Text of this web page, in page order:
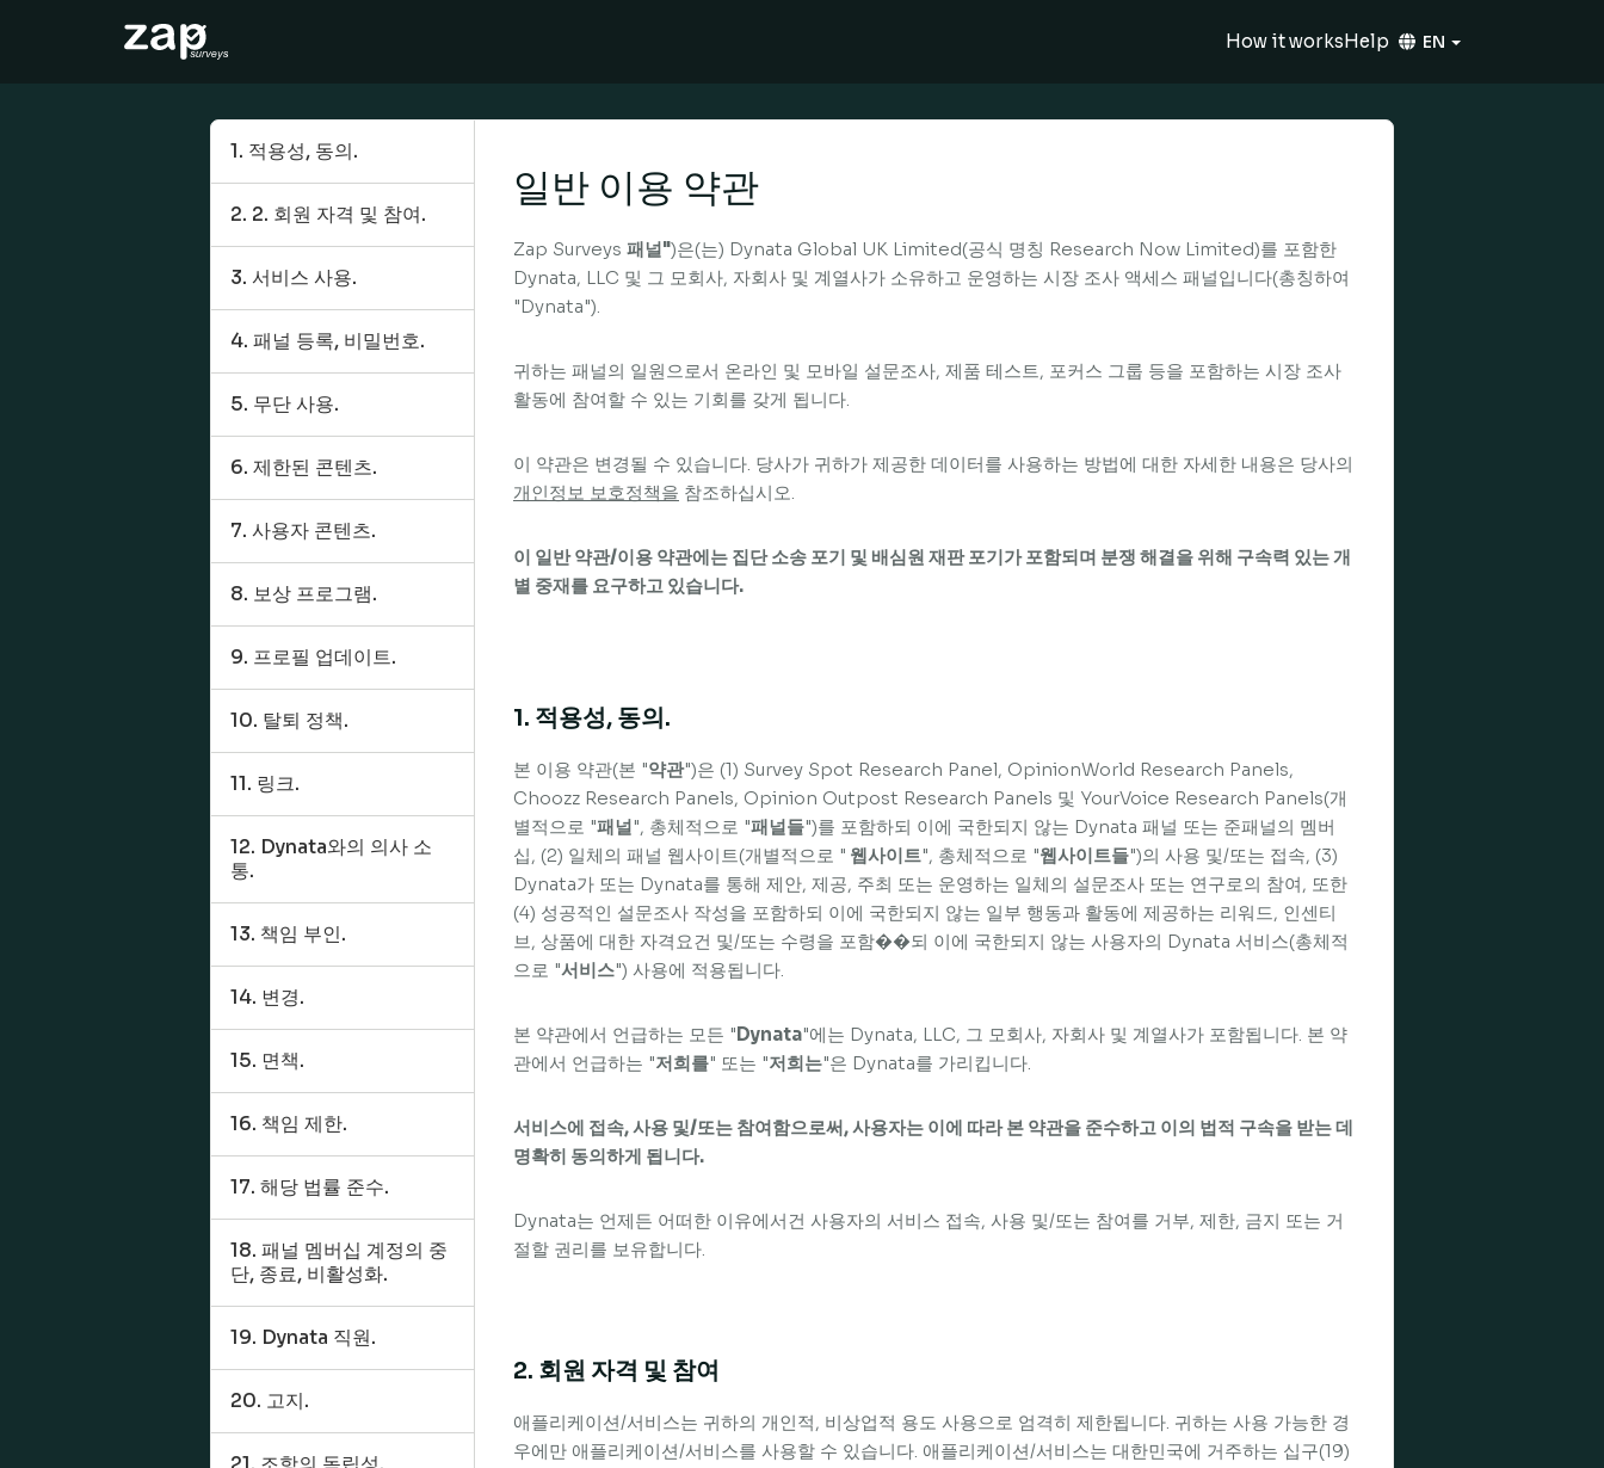
How it worksHelp EN
1. 적용성, 동의.
2. 2. 회원 자격 및 참여.
3. 서비스 사용.
4. 패널 등록, 비밀번호.
5. 무단 사용.
6. 제한된 콘텐츠.
7. 사용자 콘텐츠.
8. 보상 프로그램.
9. 프로필 업데이트.
10. 탈퇴 정책.
11. 링크.
12. Dynata와의 의사 소
통.
13. 책임 부인.
14. 변경.
15. 면책.
16. 책임 제한.
17. 해당 법률 준수.
18. 패널 멤버십 계정의 중
단, 종료, 비활성화.
19. Dynata 직원.
20. 고지.
일반 이용 약관
Zap Surveys 패널")은(는) Dynata Global UK Limited(공식 명칭 Research Now Limited)를 포함한
Dynata, LLC 및 그 모회사, 자회사 및 계열사가 소유하고 운영하는 시장 조사 액세스 패널입니다(총칭하여
"Dynata").
귀하는 패널의 일원으로서 온라인 및 모바일 설문조사, 제품 테스트, 포커스 그룹 등을 포함하는 시장 조사
활동에 참여할 수 있는 기회를 갖게 됩니다.
이 약관은 변경될 수 있습니다. 당사가 귀하가 제공한 데이터를 사용하는 방법에 대한 자세한 내용은 당사의
개인정보 보호정책을 참조하십시오.
이 일반 약관/이용 약관에는 집단 소송 포기 및 배심원 재판 포기가 포함되며 분쟁 해결을 위해 구속력 있는 개
별 중재를 요구하고 있습니다.
1. 적용성, 동의.
본 이용 약관(본 "약관")은 (1) Survey Spot Research Panel, OpinionWorld Research Panels,
Choozz Research Panels, Opinion Outpost Research Panels 및 YourVoice Research Panels(개
별적으로 "패널", 총체적으로 "패널들")를 포함하되 이에 국한되지 않는 Dynata 패널 또는 준패널의 멤버
십, (2) 일체의 패널 웹사이트(개별적으로 " 웹사이트", 총체적으로 "웹사이트들")의 사용 및/또는 접속, (3)
Dynata가 또는 Dynata를 통해 제안, 제공, 주최 또는 운영하는 일체의 설문조사 또는 연구로의 참여, 또한
(4) 성공적인 설문조사 작성을 포함하되 이에 국한되지 않는 일부 행동과 활동에 제공하는 리워드, 인센티
브, 상품에 대한 자격요건 및/또는 수령을 포함��되 이에 국한되지 않는 사용자의 Dynata 서비스(총체적
으로 "서비스") 사용에 적용됩니다.
본 약관에서 언급하는 모든 "Dynata"에는 Dynata, LLC, 그 모회사, 자회사 및 계열사가 포함됩니다. 본 약
관에서 언급하는 "저희를" 또는 "저희는"은 Dynata를 가리킵니다.
서비스에 접속, 사용 및/또는 참여함으로써, 사용자는 이에 따라 본 약관을 준수하고 이의 법적 구속을 받는 데
명확히 동의하게 됩니다.
Dynata는 언제든 어떠한 이유에서건 사용자의 서비스 접속, 사용 및/또는 참여를 거부, 제한, 금지 또는 거
절할 권리를 보유합니다.
2. 회원 자격 및 참여
애플리케이션/서비스는 귀하의 개인적, 비상업적 용도 사용으로 엄격히 제한됩니다. 귀하는 사용 가능한 경
우에만 애플리케이션/서비스를 사용할 수 있습니다. 애플리케이션/서비스는 대한민국에 거주하는 십구(19)